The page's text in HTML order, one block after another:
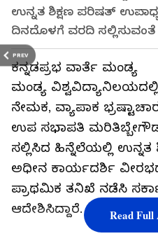
PREV
ಉನ್ನತ ಶಿಕ್ಷಣ ಪರಿಷತ್
ದಿನದೊಳಗೆ ವರದಿ ಸಲ್ಲಿಸುವಂತೆ
ಕನ್ನಡಪ್ರಭ ವಾರ್ತೆ ಮಂಡ್ಯ
ಮಂಡ್ಯ
ನೇಮಕ, ವ್ಯಾಪಾಕ
ಉಪ ಸಭಾಪತಿ ಮರಿತಿಬ್ಬೇಗೌಡ
ಸಲ್ಲಿಸಿದ ಹಿನ್ನೆಲೆಯಲ್ಲಿ ಉನ್ನತ
ಅಧೀನ ಕಾರ್ಯದರ್ಶಿ
ಪ್ರಾಥಮಿಕ ತನಿಖೆ ನಡೆಸಿ
ಆದೇಶಿಸಿದ್ದಾರೆ.
Read